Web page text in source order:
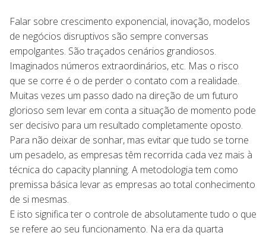
Falar sobre crescimento exponencial, inovação, modelos
de negócios disruptivos são sempre conversas
empolgantes. São traçados cenários grandiosos.
Imaginados números extraordinários, etc. Mas o risco
que se corre é o de perder o contato com a realidade.
Muitas vezes um passo dado na direção de um futuro
glorioso sem levar em conta a situação de momento pode
ser decisivo para um resultado completamente oposto.
Para não deixar de sonhar, mas evitar que tudo se torne
um pesadelo, as empresas têm recorrida cada vez mais à
técnica do capacity planning. A metodologia tem como
premissa básica levar as empresas ao total conhecimento
de si mesmas.
E isto significa ter o controle de absolutamente tudo o que
se refere ao seu funcionamento. Na era da quarta